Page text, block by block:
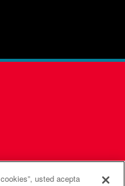
usted acepta